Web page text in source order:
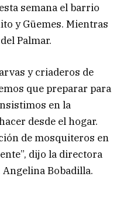
semana el barrio
y Güemes. Mientras
Palmar.
y criaderos de
que preparar para
en la
desde el hogar.
de mosquiteros en
dijo la directora
Bobadilla.